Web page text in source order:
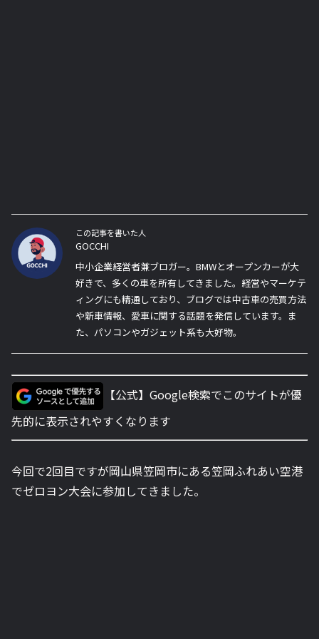
この記事を書いた人
GOCCHI
中小企業経営者兼ブロガー。BMWとオープンカーが大
好きで、多くの車を所有してきました。経営やマーケテ
ィングにも精通しており、ブログでは中古車の売買方法
や新車情報、愛車に関する話題を発信しています。ま
た、パソコンやガジェット系も大好物。
【公式】Google検索でこのサイトが優
先的に表示されやすくなります
今回で2回目ですが岡山県笠岡市にある笠岡ふれあい空港
でゼロヨン大会に参加してきました。